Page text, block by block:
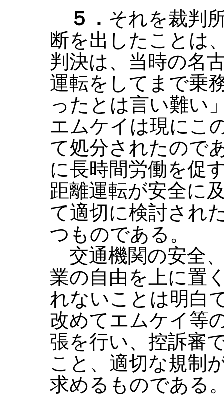
５． それを裁判
断を出したことは
判決は、当時の名
運転をしてまで乗
ったとは言い難い
エムケイは現にこ
て処分されたので
に長時間労働を促
距離運転が安全に
て適切に検討され
つものである。
交通機関の安全
業の自由を上に置
れないことは明白
改めてエムケイ等
張を行い、控訴審
こと、適切な規制
求めるものである